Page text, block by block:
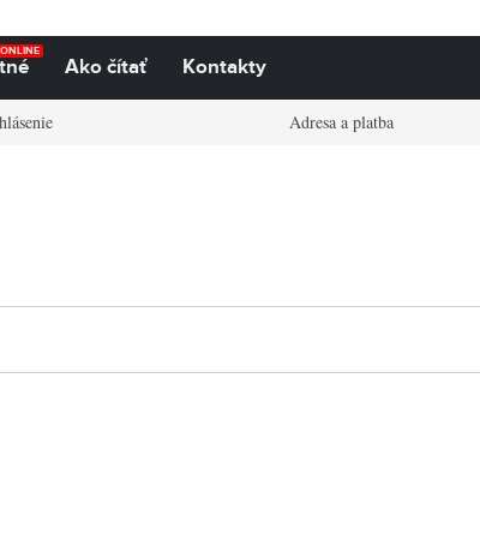
ONLINE
Ako čítať Kontakty
Adresa a platba